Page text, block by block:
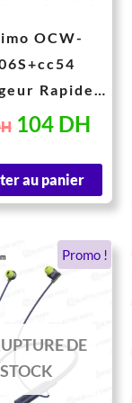
OCW-
Rapide
avec Câble
104 DH
au panier
Promo !
DE
STOCK
prix
initial
était :
300 DH.
Le